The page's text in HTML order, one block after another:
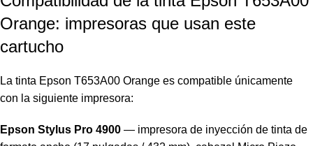
Orange: impresoras que usan este
cartucho
La tinta Epson T653A00 Orange es compatible únicamente
con la siguiente impresora:
Epson Stylus Pro 4900 — impresora de inyección de tinta de